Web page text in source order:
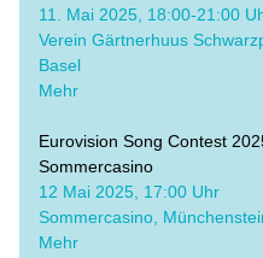
​11. Mai 2025, 18:00-21:00
Verein Gärtnerhuus
Basel
Mehr
Eurovision Song Contest
Sommercasino
12 Mai 2025, 17:00 Uhr
Sommercasino,
Mehr